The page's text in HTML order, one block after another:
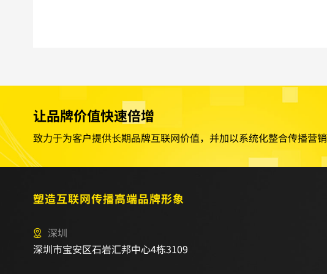
让品牌价值快速倍增
致力于为客户提供长期品牌互联网价值，并加以系统化整合传播营销
塑造互联网传播高端品牌形象
深圳
深圳市宝安区石岩汇邦中心4栋3109